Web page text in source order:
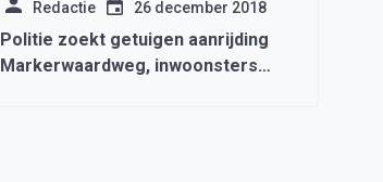
Redactie 26 december 2018
Politie zoekt getuigen aanrijding
Markerwaardweg, inwoonsters